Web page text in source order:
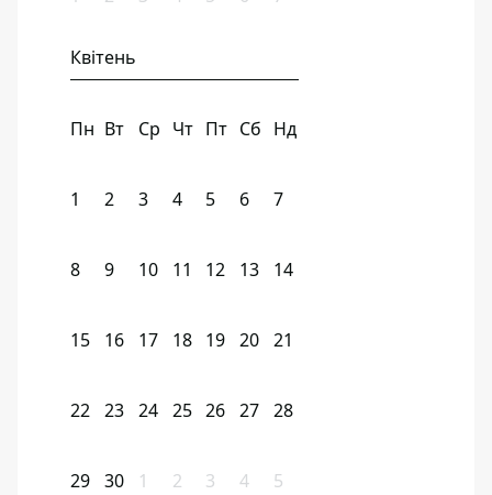
Квітень
Пн Вт Ср Чт Пт Сб Нд
1 2 3 4 5 6 7
8 9 10 11 12 13 14
15 16 17 18 19 20 21
22 23 24 25 26 27 28
29 30 1 2 3 4 5